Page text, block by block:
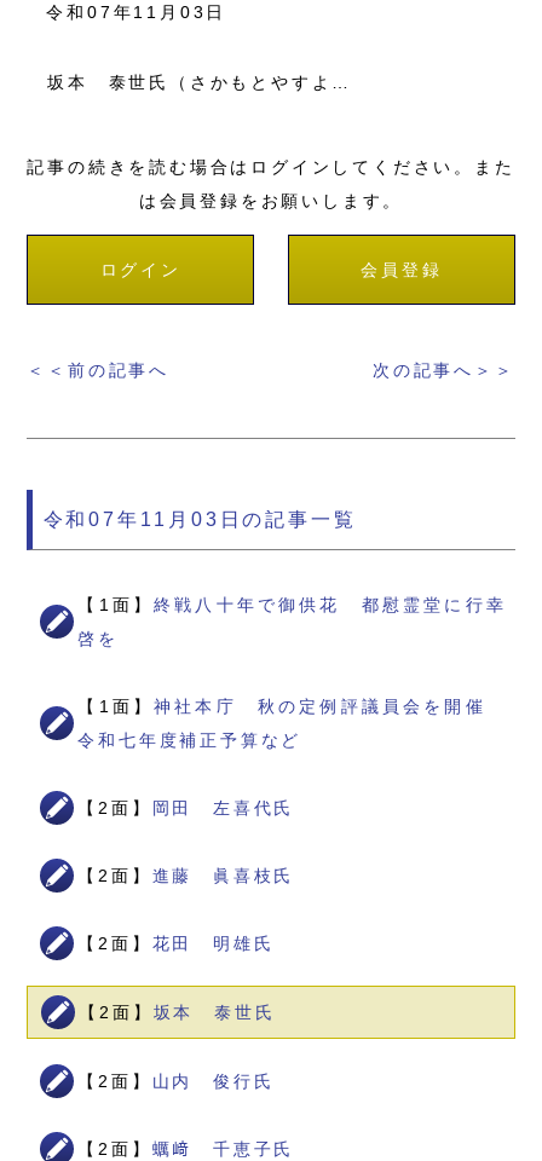
令和07年11月03日
坂本 泰世氏（さかもとやすよ…
記事の続きを読む場合はログインしてください。また
は会員登録をお願いします。
ログイン 会員登録
＜＜前の記事へ 次の記事へ＞＞
令和07年11月03日の記事一覧
【1面】終戦八十年で御供花 都慰霊堂に行幸
啓を
【1面】神社本庁 秋の定例評議員会を開催
令和七年度補正予算など
【2面】 岡田 左喜代氏
【2面】 進藤 眞喜枝氏
【2面】 花田 明雄氏
【2面】 坂本 泰世氏
【2面】 山内 俊行氏
【2面】 蠣﨑 千恵子氏